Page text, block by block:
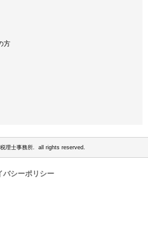
方
理士事務所. all rights reserved.
バシーポリシー